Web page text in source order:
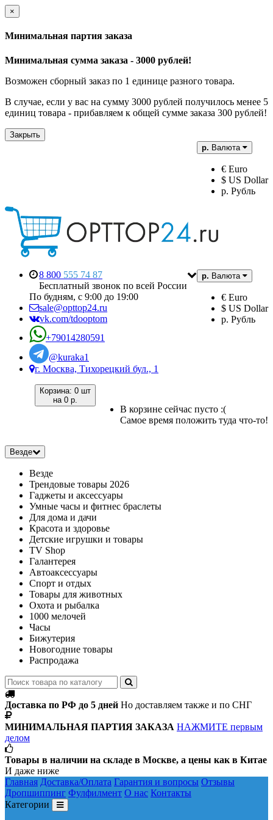
×
Минимальная партия заказа
Минимальная сумма заказа - 3000 рублей!
Возможен сборный заказ по 1 единице разного товара.
В случае, если у вас на сумму 3000 рублей получилось менее 5
единиц товара - прибавляем к общей сумме заказа 300 рублей!
Закрыть
р. Валюта
€ Euro
$ US Dollar
р. Рубль
р. Валюта
€ Euro
$ US Dollar
р. Рубль
8 800 555 74 87
Бесплатный звонок по всей России
По будням, с 9:00 до 19:00
sale@opttop24.ru
vk.com/tdooptom
+79014280591
@kuraka1
г. Москва, Тихорецкий бул., 1
Корзина: 0 шт
на 0 р.
В корзине сейчас пусто :(
Самое время положить туда что-то!
Везде
Везде
Трендовые товары 2026
Гаджеты и аксессуары
Умные часы и фитнес браслеты
Для дома и дачи
Красота и здоровье
Детские игрушки и товары
TV Shop
Галантерея
Автоаксессуары
Спорт и отдых
Товары для животных
Охота и рыбалка
1000 мелочей
Часы
Бижутерия
Новогодние товары
Распродажа
Доставка по РФ до 5 дней Но доставляем также и по СНГ
МИНИМАЛЬНАЯ ПАРТИЯ ЗАКАЗА НАЖМИТЕ первым
делом
Товары в наличии на складе в Москве, а цены как в Китае
И даже ниже
Главная Доставка/Оплата Гарантия и вопросы Отзывы
Дропшиппинг Фулфилмент О нас Контакты
Категории